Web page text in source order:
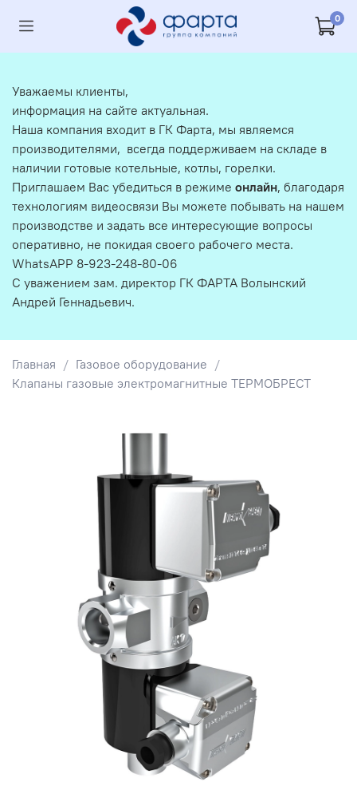
0
Главная
Газовое оборудование
Клапаны газовые электромагнитные ТЕРМОБРЕСТ
Уважаемы клиенты,
информация на сайте актуальная.
Наша компания входит в ГК Фарта, мы являемся
производителями, всегда поддерживаем на складе в
наличии готовые котельные, котлы, горелки.
Приглашаем Вас убедиться в режиме онлайн, благодаря
технологиям видеосвязи Вы можете побывать на нашем
производстве и задать все интересующие вопросы
оперативно, не покидая своего рабочего места.
WhatsAPP 8-923-248-80-06
С уважением зам. директор ГК ФАРТА Волынский
Андрей Геннадьевич.